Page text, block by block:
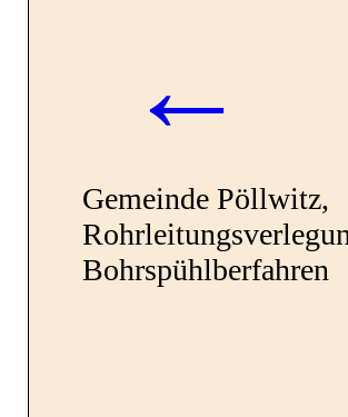
Stellenangebote
Impressum
←
Gemeinde Pöllwitz,
Bohrspühlberfahren